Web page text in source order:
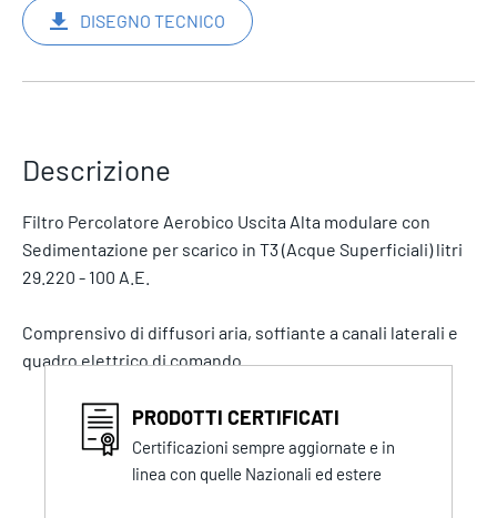
DISEGNO TECNICO
Descrizione
Filtro Percolatore Aerobico Uscita Alta modulare con
Sedimentazione per scarico in T3 (Acque Superficiali) litri
29.220 - 100 A.E.
Comprensivo di diffusori aria, soffiante a canali laterali e
quadro elettrico di comando.
PRODOTTI CERTIFICATI
Certificazioni sempre aggiornate e in
linea con quelle Nazionali ed estere